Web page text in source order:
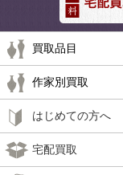
買取品目
作家別買取
はじめての方へ
宅配買取